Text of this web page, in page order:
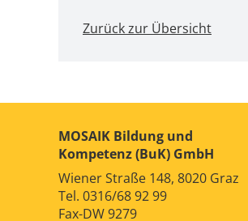
Zurück zur Übersicht
MOSAIK Bildung und
Kompetenz (BuK) GmbH
Wiener Straße 148, 8020 Graz
Tel. 0316/68 92 99
Fax-DW 9279